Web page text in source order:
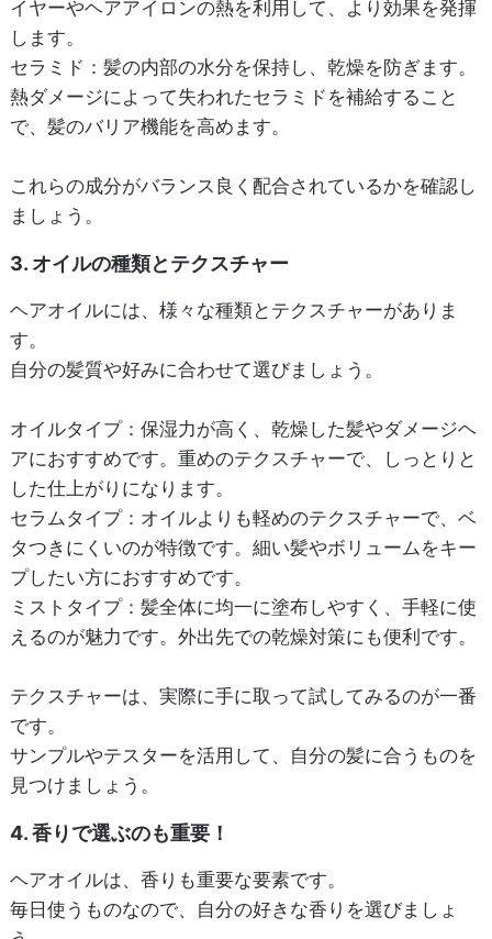
イヤーやヘアアイロンの熱を利用して、より効果を発揮
します。
セラミド ：髪の内部の水分を保持し、乾燥を防ぎます。
熱ダメージによって失われたセラミドを補給すること
で、髪のバリア機能を高めます。
これらの成分がバランス良く配合されているかを確認し
ましょう。
3. オイルの種類とテクスチャー
ヘアオイルには、様々な種類とテクスチャーがありま
す。
自分の髪質や好みに合わせて選びましょう。
オイルタイプ：保湿力が高く、乾燥した髪やダメージヘ
アにおすすめです。重めのテクスチャーで、しっとりと
した仕上がりになります。
セラムタイプ：オイルよりも軽めのテクスチャーで、ベ
タつきにくいのが特徴です。細い髪やボリュームをキー
プしたい方におすすめです。
ミストタイプ：髪全体に均一に塗布しやすく、手軽に使
えるのが魅力です。外出先での乾燥対策にも便利です。
テクスチャーは、実際に手に取って試してみるのが一番
です。
サンプルやテスターを活用して、自分の髪に合うものを
見つけましょう。
4. 香りで選ぶのも重要！
ヘアオイルは、香りも重要な要素です。
毎日使うものなので、自分の好きな香りを選びましょ